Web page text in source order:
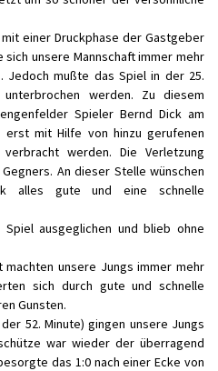
einer Druckphase der Gastgeber
sich unsere Mannschaft immer mehr
Jedoch mußte das Spiel in der 25.
werden. Zu diesem
Spieler Bernd Dick am
erst mit Hilfe von hinzu gerufenen
werden. Die Verletzung
An dieser Stelle wünschen
alles gute und eine schnelle
ausgeglichen und blieb ohne
unsere Jungs immer mehr
sich durch gute und schnelle
Gunsten.
52. Minute) gingen unsere Jungs
war wieder der überragend
das 1:0 nach einer Ecke von